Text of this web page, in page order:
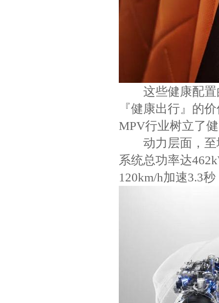
这些健康配置
『健康出行』的
MPV行业树立了
动力层面，至
系统总功率达
120km/h加速3.3